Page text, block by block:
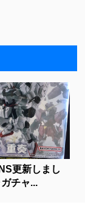
更新しまし
チャ...